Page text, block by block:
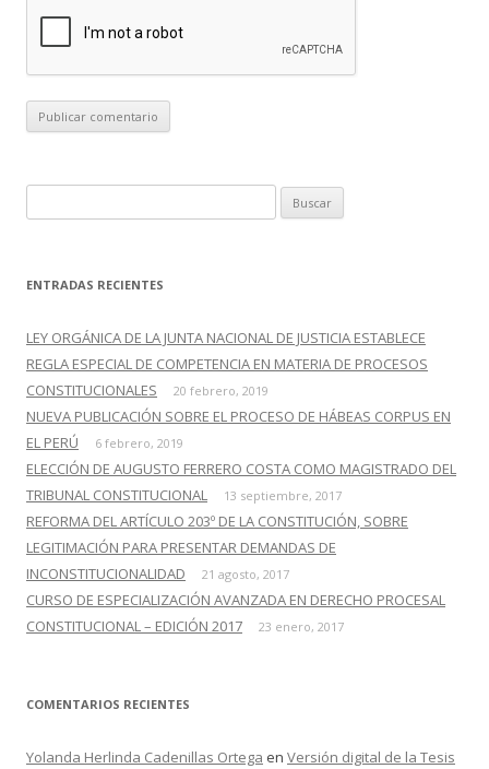
u
c
r
:
ENTRADAS RECIENTES
LEY ORGÁNICA DE LA JUNTA NACIONAL DE JUSTICIA ESTABLECE
REGLA ESPECIAL DE COMPETENCIA EN MATERIA DE PROCESOS
CONSTITUCIONALES
20 febrero, 2019
NUEVA PUBLICACIÓN SOBRE EL PROCESO DE HÁBEAS CORPUS EN
EL PERÚ
6 febrero, 2019
ELECCIÓN DE AUGUSTO FERRERO COSTA COMO MAGISTRADO DEL
TRIBUNAL CONSTITUCIONAL
13 septiembre, 2017
REFORMA DEL ARTÍCULO 203º DE LA CONSTITUCIÓN, SOBRE
LEGITIMACIÓN PARA PRESENTAR DEMANDAS DE
INCONSTITUCIONALIDAD
21 agosto, 2017
CURSO DE ESPECIALIZACIÓN AVANZADA EN DERECHO PROCESAL
CONSTITUCIONAL – EDICIÓN 2017
23 enero, 2017
COMENTARIOS RECIENTES
Yolanda Herlinda Cadenillas Ortega en Versión digital de la Tesis